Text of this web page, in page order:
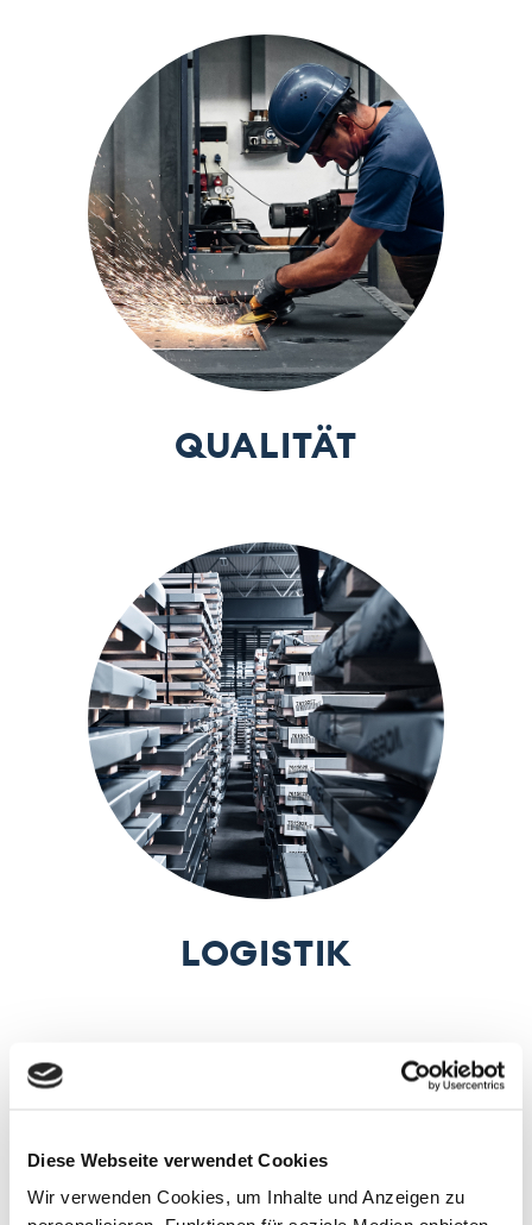
Diese Webseite verwendet Cookies
Wir verwenden Cookies, um Inhalte und Anzeigen zu
QUALITÄT
LOGISTIK